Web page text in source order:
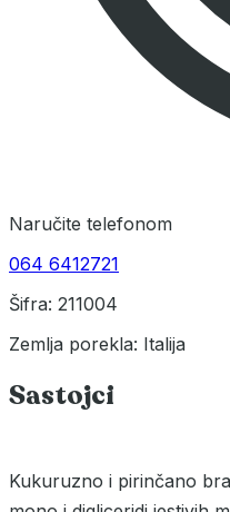
Naručite telefonom
064 6412721
Šifra: 211004
Zemlja porekla: Italija
Sastojci
Kukuruzno i pirinčano